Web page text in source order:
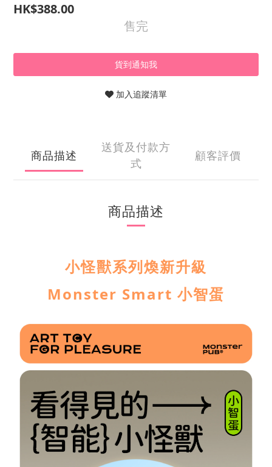
HK$388.00
售完
貨到通知我
加入追蹤清單
商品描述
送貨及付款方
式
顧客評價
商品描述
小怪獸系列煥新升級
Monster Smart 小智蛋